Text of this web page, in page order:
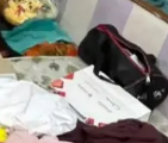
लिस्ट
देखें